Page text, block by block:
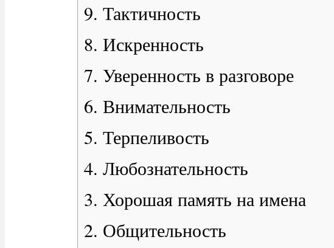
9. Тактичность
8. Искренность
7. Уверенность в разговоре
6. Внимательность
5. Терпеливость
4. Любознательность
3. Хорошая память на имена
2. Общительность